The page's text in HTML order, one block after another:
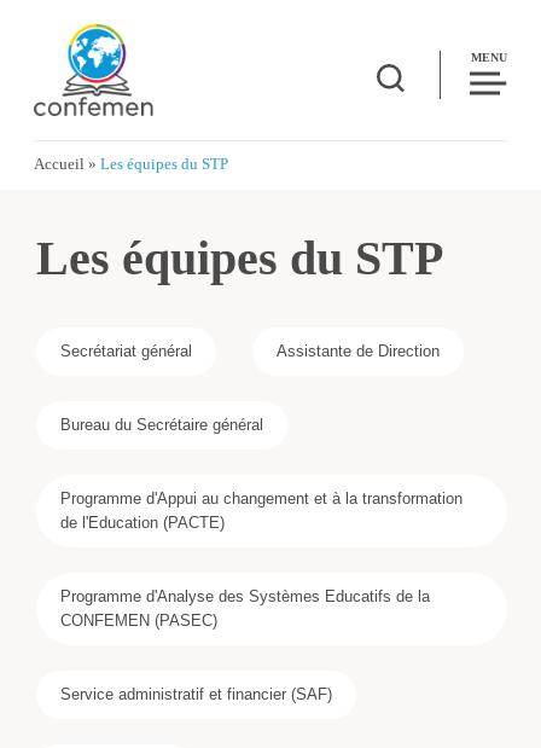
MENU
Accueil » Les équipes du STP
Les équipes du STP
Secrétariat général Assistante de Direction
Bureau du Secrétaire général
Programme d'Appui au changement et à la transformation
de l'Education (PACTE)
Programme d'Analyse des Systèmes Educatifs de la
CONFEMEN (PASEC)
Service administratif et financier (SAF)